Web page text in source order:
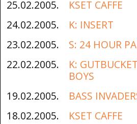
25.02.2005.
KSET CAFFE
24.02.2005.
K: INSERT
23.02.2005.
S: 24 HOUR
22.02.2005.
K:
BOYS
19.02.2005.
BASS
18.02.2005.
KSET CAFFE